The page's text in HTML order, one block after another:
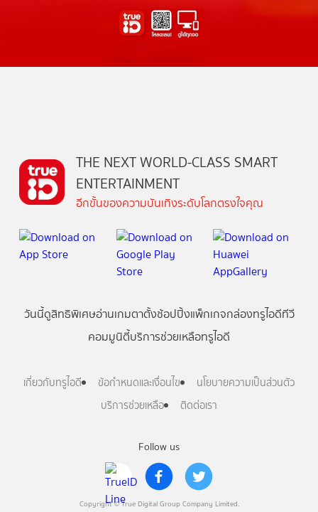
Follow us
Copyright © True Digital Group Company Limited.
THE NEXT WORLD-CLASS SMART
ENTERTAINMENT
อีกขั้นของความบันเทิงระดับโลกตรงใจคุณ
วันนี้ดูสิทธิพิเศษอ่านเกมตาตั้งช้อปปิ้งแพ็กเกจกล่องทรูไอดีทีวี
คอมมูนิตี้บริการช่วยเหลือทรูไอดี
เกี่ยวกับทรูไอดี ข้อกำหนดและเงื่อนไข
นโยบายความเป็นส่วนตัว
บริการช่วยเหลือ
ติดต่อเรา